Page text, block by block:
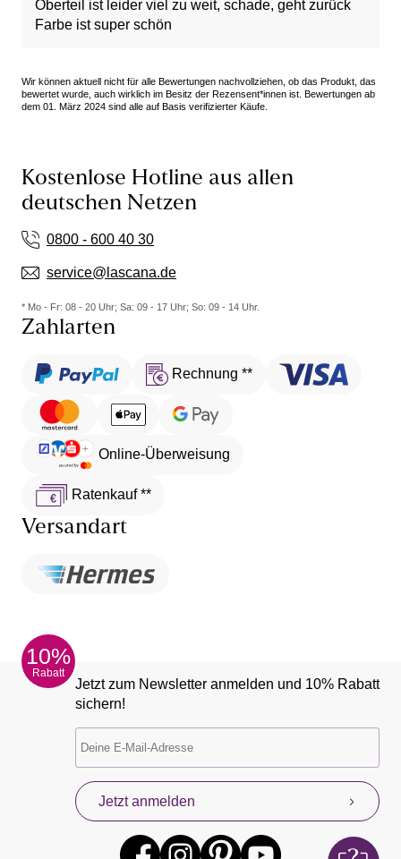
Oberteil ist leider viel zu weit, schade, geht zurück
Farbe ist super schön
Wir können aktuell nicht für alle Bewertungen nachvollziehen, ob das Produkt, das
bewertet wurde, auch wirklich im Besitz der Rezensent*innen ist. Bewertungen ab
dem 01. März 2024 sind alle auf Basis verifizierter Käufe.
Kostenlose Hotline aus allen
deutschen Netzen
0800 - 600 40 30
service@lascana.de
* Mo - Fr: 08 - 20 Uhr; Sa: 09 - 17 Uhr; So: 09 - 14 Uhr.
Zahlarten
Rechnung **
Online-Überweisung
Ratenkauf **
Versandart
10%
Rabatt
Jetzt zum Newsletter anmelden und 10% Rabatt
sichern!
Jetzt anmelden